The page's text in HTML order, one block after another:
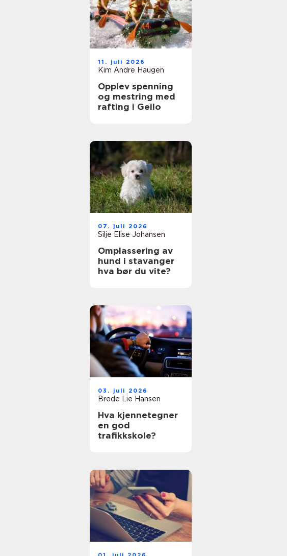
11. juli 2026
Kim Andre Haugen
Opplev spenning
og mestring med
rafting i Geilo
07. juli 2026
Silje Elise Johansen
Omplassering av
hund i stavanger
hva bør du vite?
03. juli 2026
Brede Lie Hansen
Hva kjennetegner
en god
trafikkskole?